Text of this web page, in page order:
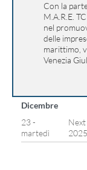
Con la
M.A.R.E.
nel
delle
marittimo,
Venezia
Dicembre
23 -
martedì
2025